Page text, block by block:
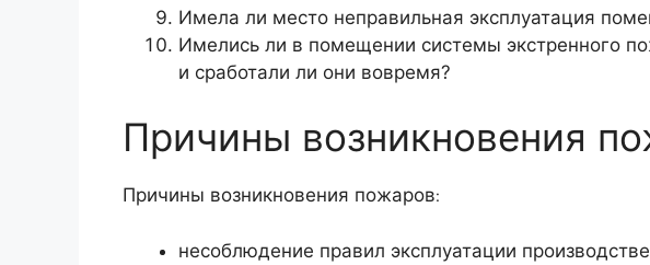
Имела ли место неправильная эксплуатация
Имелись ли в помещении системы экстренного
и сработали ли они вовремя?
Причины возникновения
Причины возникновения пожаров:
несоблюдение правил эксплуатации